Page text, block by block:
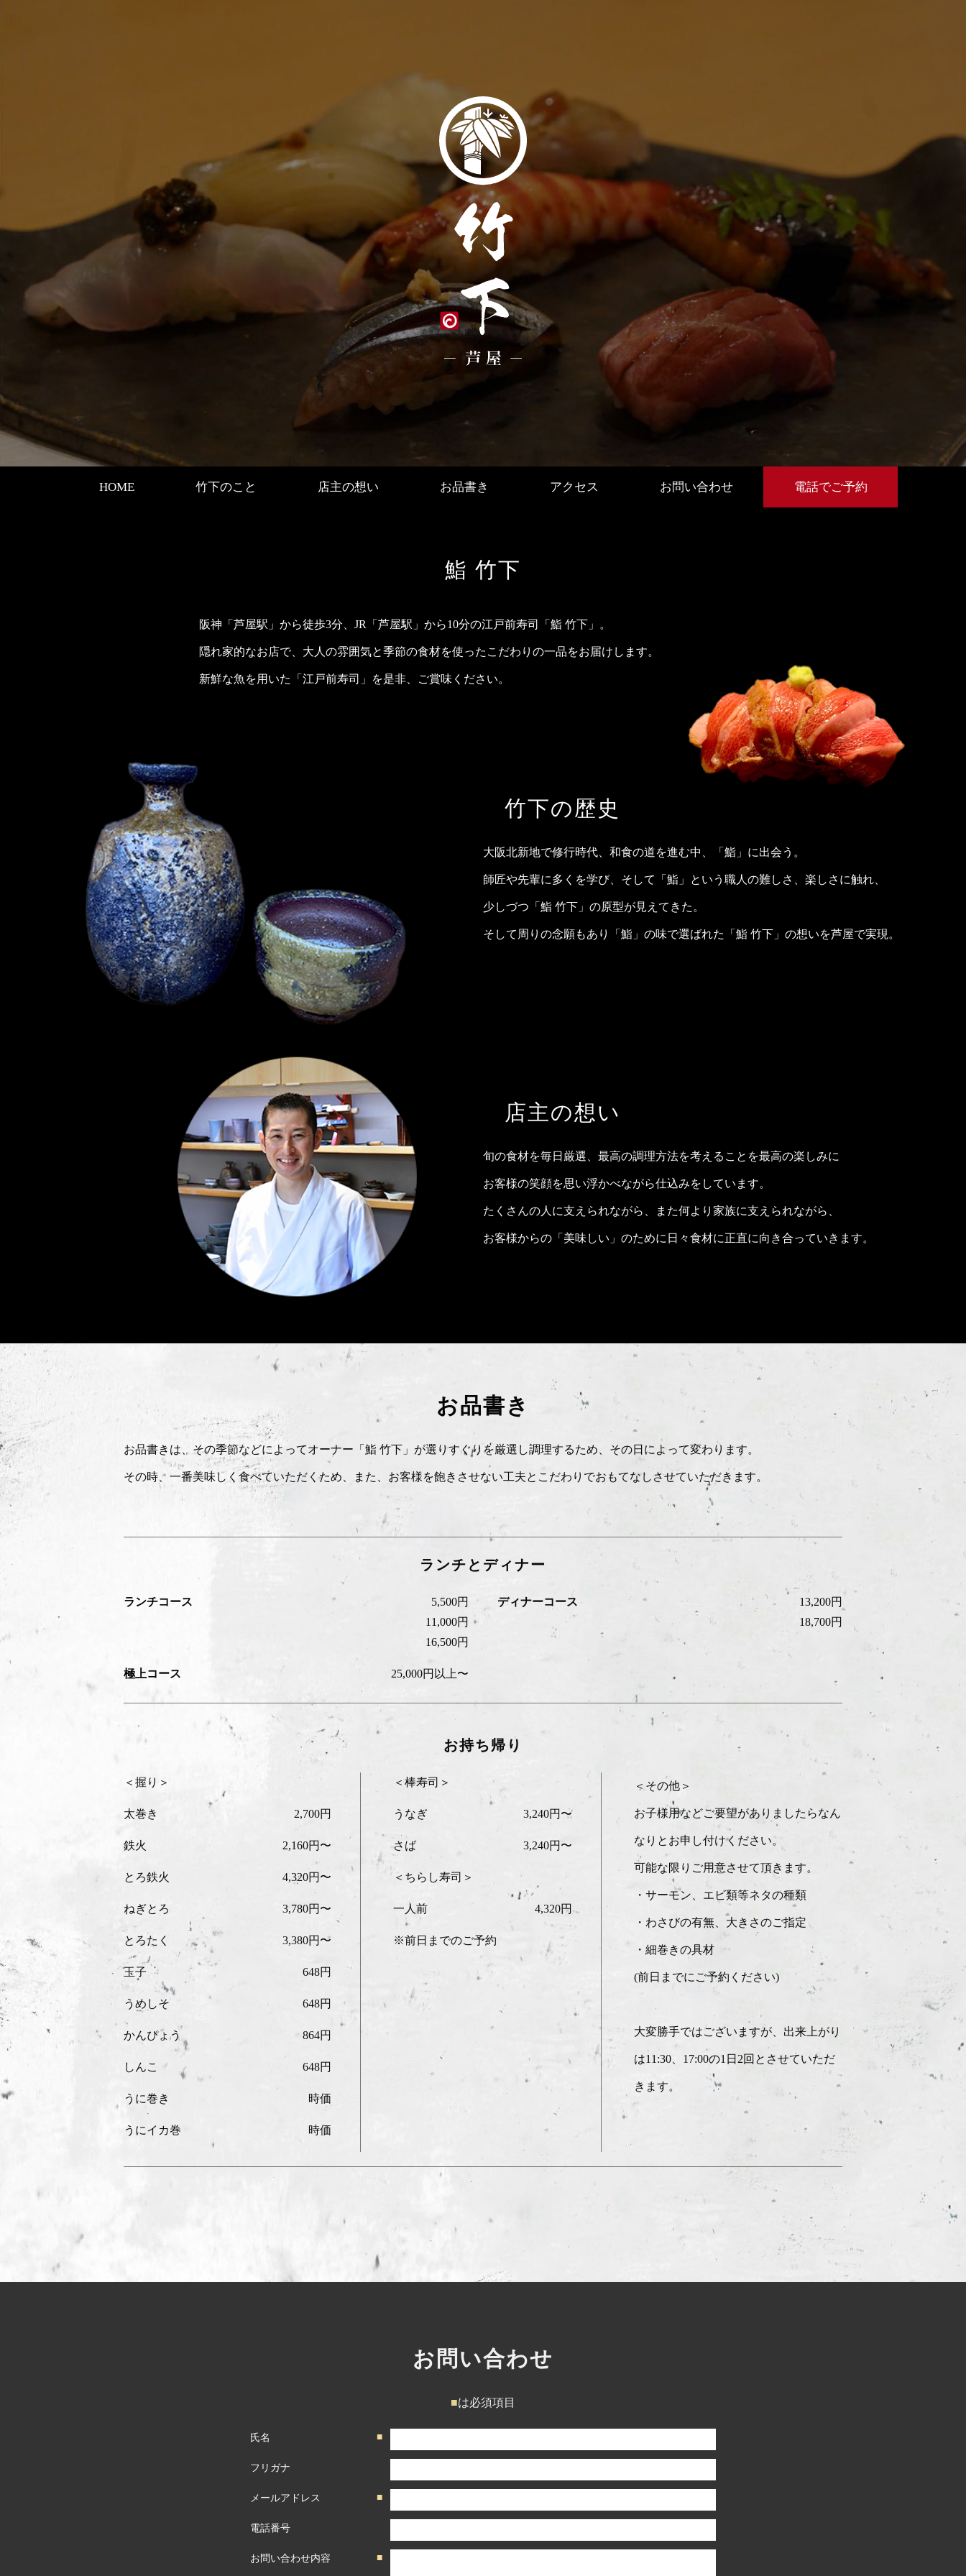
HOME 竹下のこと 店主の想い お品書き アクセス お問い合わせ 電話でご予約
鮨 竹下
阪神「芦屋駅」から徒歩3分、JR「芦屋駅」から10分の江戸前寿司「鮨 竹下」。
隠れ家的なお店で、大人の雰囲気と季節の食材を使ったこだわりの一品をお届けします。
新鮮な魚を用いた「江戸前寿司」を是非、ご賞味ください。
竹下の歴史
大阪北新地で修行時代、和食の道を進む中、「鮨」に出会う。
師匠や先輩に多くを学び、そして「鮨」という職人の難しさ、楽しさに触れ、
少しづつ「鮨 竹下」の原型が見えてきた。
そして周りの念願もあり「鮨」の味で選ばれた「鮨 竹下」の想いを芦屋で実現。
店主の想い
旬の食材を毎日厳選、最高の調理方法を考えることを最高の楽しみに
お客様の笑顔を思い浮かべながら仕込みをしています。
たくさんの人に支えられながら、また何より家族に支えられながら、
お客様からの「美味しい」のために日々食材に正直に向き合っていきます。
お品書き
お品書きは、その季節などによってオーナー「鮨 竹下」が選りすぐりを厳選し調理するため、その日によって変わります。
その時、一番美味しく食べていただくため、また、お客様を飽きさせない工夫とこだわりでおもてなしさせていただきます。
ランチとディナー
ランチコース
5,500円
11,000円
16,500円
ディナーコース
13,200円
18,700円
極上コース 25,000円以上〜
お持ち帰り
＜握り＞
太巻き 2,700円
鉄火 2,160円〜
とろ鉄火 4,320円〜
ねぎとろ 3,780円〜
とろたく 3,380円〜
玉子 648円
うめしそ 648円
かんぴょう 864円
しんこ 648円
うに巻き 時価
うにイカ巻 時価
＜棒寿司＞
うなぎ 3,240円〜
さば 3,240円〜
＜ちらし寿司＞
一人前 4,320円
※前日までのご予約
＜その他＞
お子様用などご要望がありましたらなん
なりとお申し付けください。
可能な限りご用意させて頂きます。
・サーモン、エビ類等ネタの種類
・わさびの有無、大きさのご指定
・細巻きの具材
(前日までにご予約ください)
大変勝手ではございますが、出来上がり
は11:30、17:00の1日2回とさせていただ
きます。
お問い合わせ
■は必須項目
氏名
フリガナ
メールアドレス
電話番号
お問い合わせ内容